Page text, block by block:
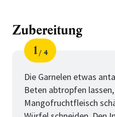
Zubereitung
Schritt
1
von
4
Die Garnelen etwas
Beten abtropfen
Mangofruchtfleisch